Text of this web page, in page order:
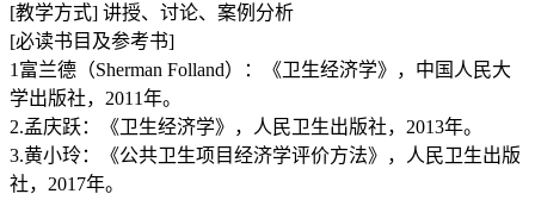
[教学方式] 讲授、讨论、案例分析
[必读书目及参考书]
1 富兰德（Sherman Folland）：《卫生经济学》，中国人民大
学出版社， 2011年。
2.孟庆跃：《卫生经济学》，人民卫生出版社， 2013年。
3.黄小玲：《公共卫生项目经济学评价方法》，人民卫生出版
社， 2017年。